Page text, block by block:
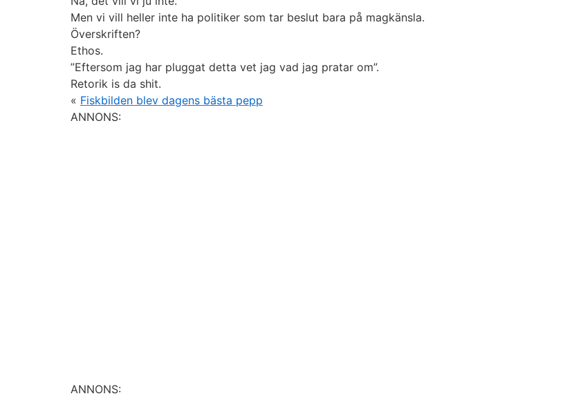
Men vi vill heller inte ha politiker som tar beslut bara på magkänsla.
Överskriften?
Ethos.
”Eftersom jag har pluggat detta vet jag vad jag pratar om”.
Retorik is da shit.
« Fiskbilden blev dagens bästa pepp
ANNONS:
ANNONS: